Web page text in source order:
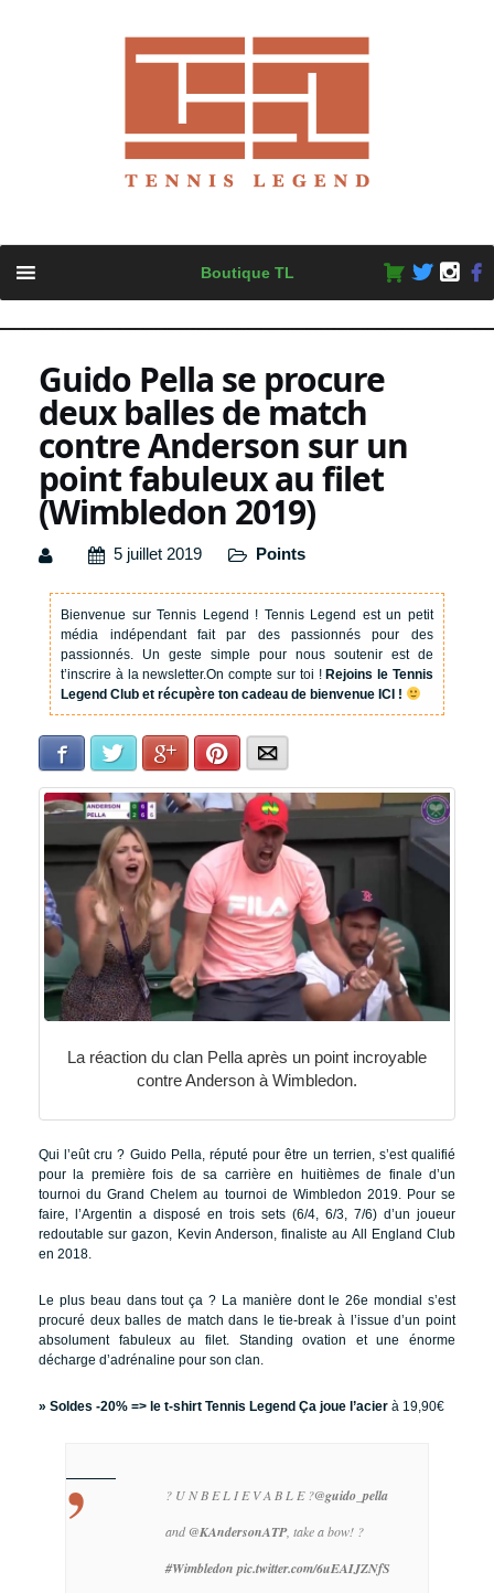
content
Boutique TL
Guido Pella se procure
deux balles de match
contre Anderson sur un
point fabuleux au filet
(Wimbledon 2019)
5 juillet 2019 Points
Bienvenue sur Tennis Legend ! Tennis Legend est un petit
média indépendant fait par des passionnés pour des
passionnés. Un geste simple pour nous soutenir est de
t’inscrire à la newsletter.On compte sur toi !Rejoins le Tennis
Legend Club et récupère ton cadeau de bienvenue ICI !
Facebook Twitter Google+Pinterest
La réaction du clan Pella après un point incroyable
contre Anderson à Wimbledon.
Qui l’eût cru ? Guido Pella, réputé pour être un terrien, s’est qualifié
pour la première fois de sa carrière en huitièmes de finale d’un
tournoi du Grand Chelem au tournoi de Wimbledon 2019. Pour se
faire, l’Argentin a disposé en trois sets (6/4, 6/3, 7/6) d’un joueur
redoutable sur gazon, Kevin Anderson, finaliste au All England Club
en 2018.
Le plus beau dans tout ça ? La manière dont le 26e mondial s’est
procuré deux balles de match dans le tie-break à l’issue d’un point
absolument fabuleux au filet. Standing ovation et une énorme
décharge d’adrénaline pour son clan.
» Soldes -20% => le t-shirt Tennis Legend Ça joue l’acier à 19,90€
? U N B E L I E V A B L E ?@guido_pella
and@KAndersonATP, take a bow! ?
#Wimbledon pic.twitter.com/6uEAIJZNfS